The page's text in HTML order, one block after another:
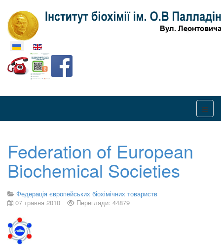
Оберіть свою мову
Federation of European
Biochemical Societies
Федерація європейських біохімічних товариств
07 травня 2010
Перегляди: 44879